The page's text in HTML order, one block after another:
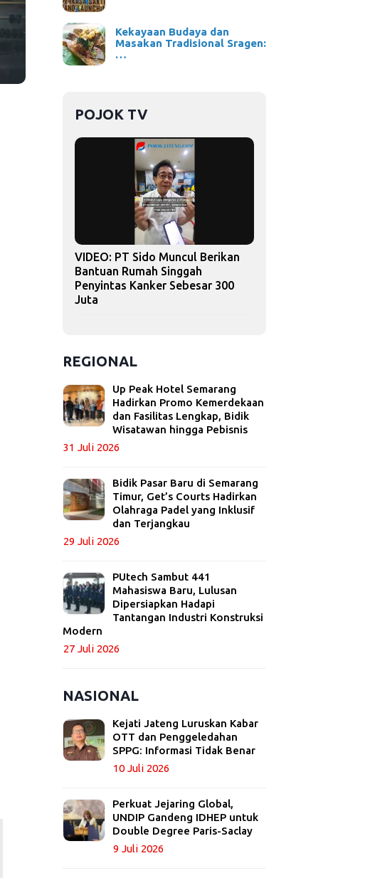
Kekayaan Budaya dan
Masakan Tradisional Sragen:
…
POJOK TV
VIDEO: PT Sido Muncul Berikan
Bantuan Rumah Singgah
Penyintas Kanker Sebesar 300
Juta
REGIONAL
Up Peak Hotel Semarang
Hadirkan Promo Kemerdekaan
dan Fasilitas Lengkap, Bidik
Wisatawan hingga Pebisnis
31 Juli 2026
Bidik Pasar Baru di Semarang
Timur, Get’s Courts Hadirkan
Olahraga Padel yang Inklusif
dan Terjangkau
29 Juli 2026
PUtech Sambut 441
Mahasiswa Baru, Lulusan
Dipersiapkan Hadapi
Tantangan Industri Konstruksi
Modern
27 Juli 2026
NASIONAL
Kejati Jateng Luruskan Kabar
OTT dan Penggeledahan
SPPG: Informasi Tidak Benar
10 Juli 2026
Perkuat Jejaring Global,
UNDIP Gandeng IDHEP untuk
Double Degree Paris-Saclay
9 Juli 2026